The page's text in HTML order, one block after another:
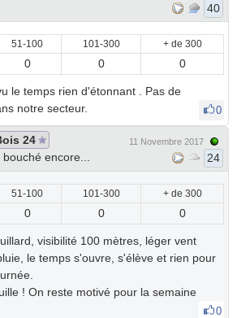
40
51-100 101-300 + de 300
0 0 0
le temps rien d'étonnant . Pas de
notre secteur.
0
24
encore...
11 Novembre 2017
24
51-100 101-300 + de 300
0 0 0
visibilité 100 mètres, léger vent
le temps s'ouvre, s'élève et rien pour
! On reste motivé pour la semaine
0